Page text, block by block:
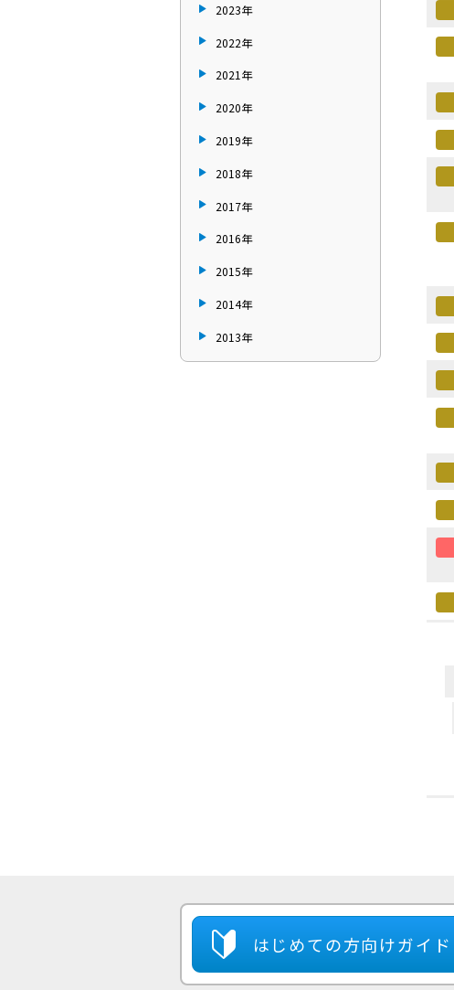
2023年
2022年
2021年
2020年
2019年
2018年
2017年
2016年
2015年
2014年
2013年
はじめての方向けガイド